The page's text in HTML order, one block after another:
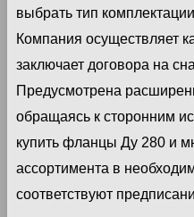
выбрать тип
Компания осуществляет
заключает договора на
Предусмотрена
обращаясь к сторонним
купить фланцы Ду 280 и
ассортимента в
соответствуют